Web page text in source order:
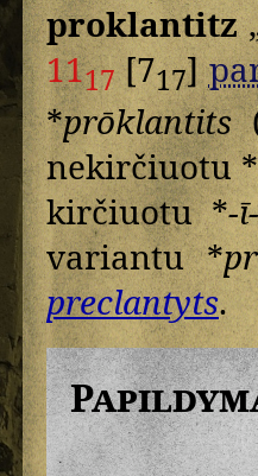
proklantitz
1117[717]
*prōklantits
nekirčiuotu *
kirčiuotu *-
variantu *
preclantyts.